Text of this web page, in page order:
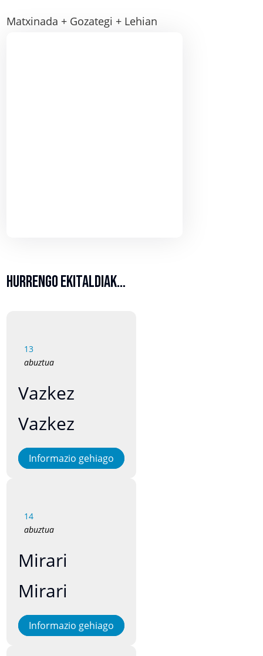
Matxinada + Gozategi + Lehian
Hurrengo ekitaldiak…
13
abuztua
Vazkez
Vazkez
Informazio gehiago
14
abuztua
Mirari
Mirari
Informazio gehiago